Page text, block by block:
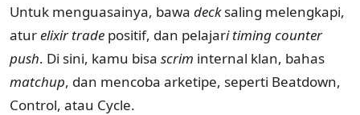
Untuk menguasainya, bawa decksaling melengkapi,
aturelixir trade positif, dan pelajari timing counter
push. Di sini, kamu bisa scrim internal klan, bahas
matchup, dan mencoba arketipe, seperti Beatdown,
Control, atau Cycle.